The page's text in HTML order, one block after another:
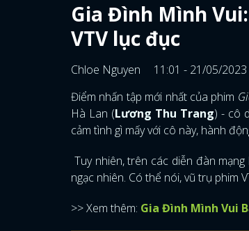
Gia Đình Mình
VTV lục đục
Chloe Nguyen
11:01 - 21/05/2023
Điểm nhấn tập mới nhất của phim
Hà Lan (Lương Thu Trang) - cô
cảm tình gì mấy với cô này, hành
Tuy nhiên, trên các diễn đàn
ngạc nhiên. Có thể nói, vũ trụ phim
>> Xem thêm: Gia Đình Mình Vui